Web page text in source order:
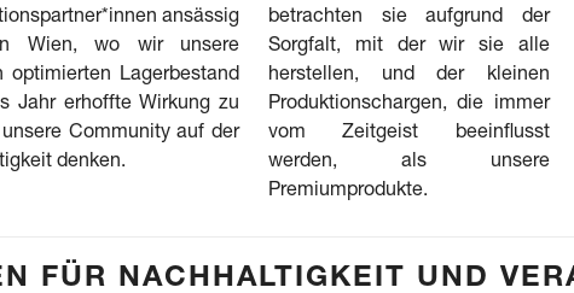
ansässig
Wien, wo wir unsere
optimierten Lagerbestand
Jahr erhoffte Wirkung zu
Community auf der
denken.
betrachten sie aufgrund der
Sorgfalt, mit der wir sie alle
herstellen, und der kleinen
Produktionschargen, die immer
vom Zeitgeist beeinflusst
werden, als unsere
Premiumprodukte.
FÜR NACHHALTIGKEIT UND